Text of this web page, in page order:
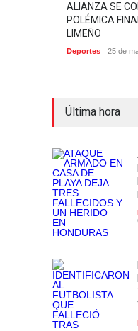
ALIANZA SE
POLÉMICA
LIMEÑO
Deportes 25 de
Última hora